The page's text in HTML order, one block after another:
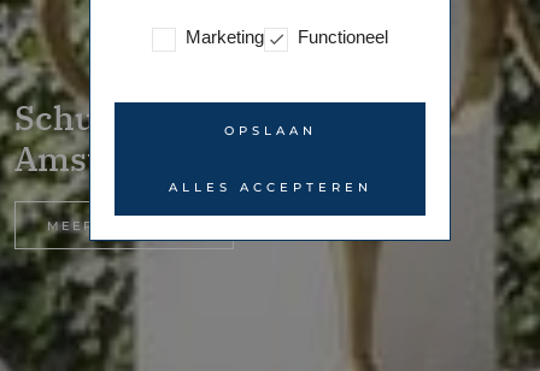
Schubertstraat 22 –
Amsterdam
MEER INFORMATIE
Marketing Functioneel
OPSLAAN
ALLES ACCEPTEREN